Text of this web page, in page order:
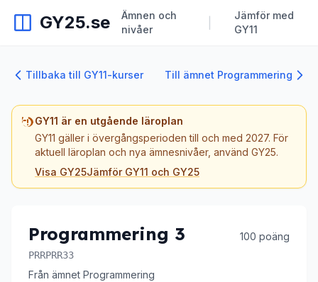
GY25.se
Ämnen och
nivåer
Jämför med
GY11
Tillbaka till GY11-kurser Till ämnet Programmering
GY11 är en utgående läroplan
GY11 gäller i övergångsperioden till och med 2027. För
aktuell läroplan och nya ämnesnivåer, använd GY25.
Visa GY25Jämför GY11 och GY25
Programmering 3 100 poäng
PRRPRR33
Från ämnet Programmering